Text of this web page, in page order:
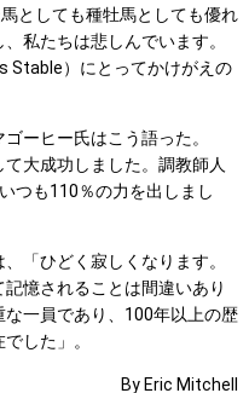
としても種牡馬としても優れ
私たちは悲しんでいます。
Stable）にとってかけがえの
ーヒー氏はこう語った。
て大成功しました。調教師人
つも110％の力を出しまし
「ひどく寂しくなります。
憶されることは間違いあり
一員であり、100年以上の歴
した」。
By Eric Mitchell